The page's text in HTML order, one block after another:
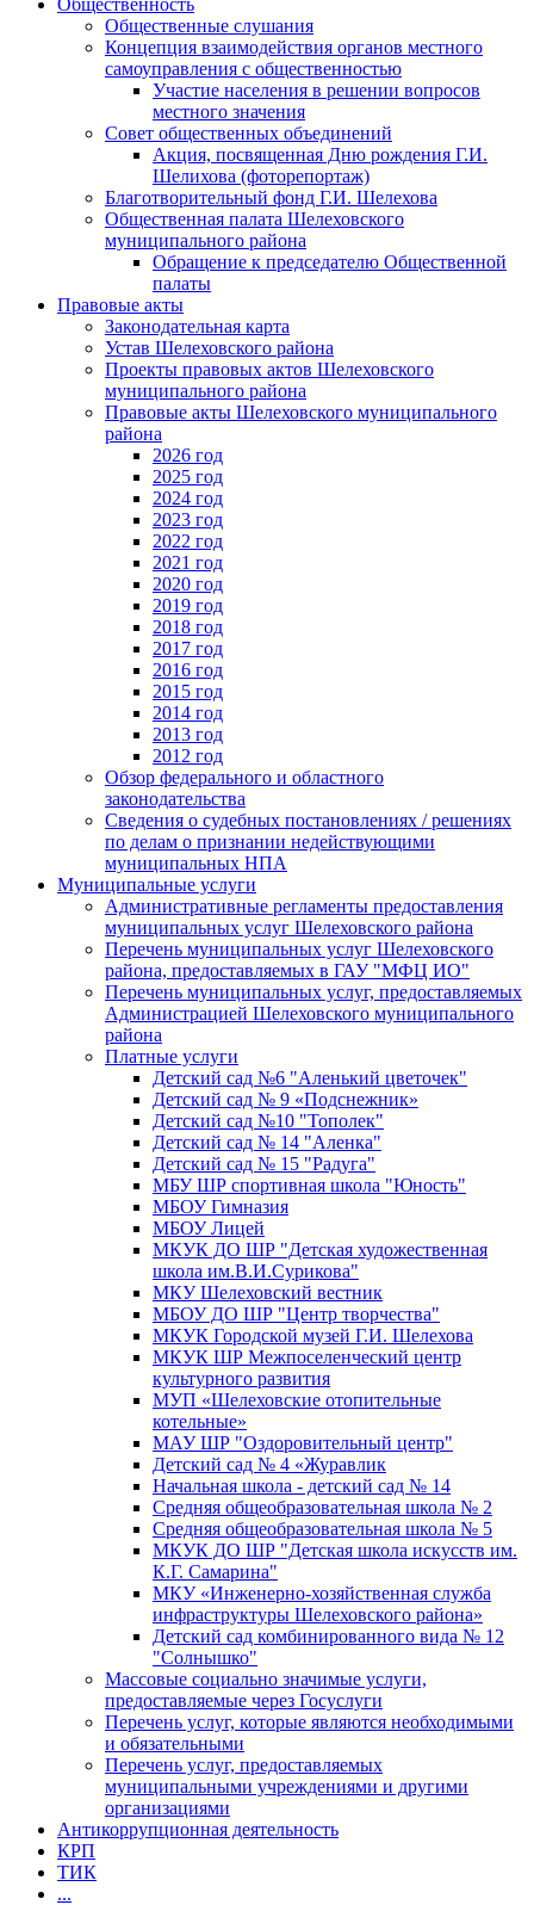
Общественные слушания
Концепция взаимодействия органов местного
самоуправления с общественностью
Участие населения в решении вопросов
местного значения
Совет общественных объединений
Акция, посвященная Дню рождения Г.И.
Шелихова (фоторепортаж)
Благотворительный фонд Г.И. Шелехова
Общественная палата Шелеховского
муниципального района
Обращение к председателю Общественной
палаты
Правовые акты
Законодательная карта
Устав Шелеховского района
Проекты правовых актов Шелеховского
муниципального района
Правовые акты Шелеховского муниципального
района
2026 год
2025 год
2024 год
2023 год
2022 год
2021 год
2020 год
2019 год
2018 год
2017 год
2016 год
2015 год
2014 год
2013 год
2012 год
Обзор федерального и областного
законодательства
Сведения о судебных постановлениях / решениях
по делам о признании недействующими
муниципальных НПА
Муниципальные услуги
Административные регламенты предоставления
муниципальных услуг Шелеховского района
Перечень муниципальных услуг Шелеховского
района, предоставляемых в ГАУ "МФЦ ИО"
Перечень муниципальных услуг, предоставляемых
Администрацией Шелеховского муниципального
района
Платные услуги
Детский сад №6 "Аленький цветочек"
Детский сад № 9 «Подснежник»
Детский сад №10 "Тополек"
Детский сад № 14 "Аленка"
Детский сад № 15 "Радуга"
МБУ ШР спортивная школа "Юность"
МБОУ Гимназия
МБОУ Лицей
МКУК ДО ШР "Детская художественная
школа им.В.И.Сурикова"
МКУ Шелеховский вестник
МБОУ ДО ШР "Центр творчества"
МКУК Городской музей Г.И. Шелехова
МКУК ШР Межпоселенческий центр
культурного развития
МУП «Шелеховские отопительные
котельные»
МАУ ШР "Оздоровительный центр"
Детский сад № 4 «Журавлик
Начальная школа - детский сад № 14
Средняя общеобразовательная школа № 2
Средняя общеобразовательная школа № 5
МКУК ДО ШР "Детская школа искусств им.
К.Г. Самарина"
МКУ «Инженерно-хозяйственная служба
инфраструктуры Шелеховского района»
Детский сад комбинированного вида № 12
"Солнышко"
Массовые социально значимые услуги,
предоставляемые через Госуслуги
Перечень услуг, которые являются необходимыми
и обязательными
Перечень услуг, предоставляемых
муниципальными учреждениями и другими
организациями
Антикоррупционная деятельность
КРП
ТИК
...